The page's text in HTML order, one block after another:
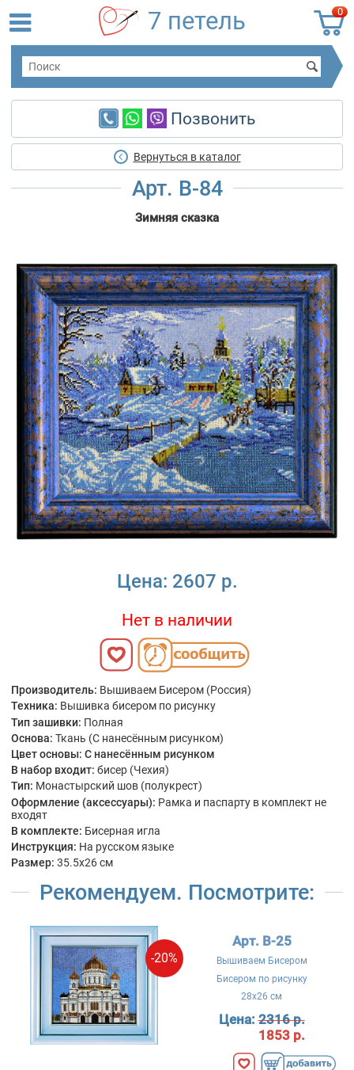
0
7 петель
Позвонить
Вернуться в каталог
Арт. B-84
Зимняя сказка
Цена: 2607 р.
Нет в наличии
Производитель: Вышиваем Бисером (Россия)
Техника: Вышивка бисером по рисунку
Тип зашивки: Полная
Основа: Ткань (С нанесённым рисунком)
Цвет основы: С нанесённым рисунком
В набор входит: бисер (Чехия)
Тип: Монастырский шов (полукрест)
Оформление (аксессуары): Рамка и паспарту в комплект не
входят
В комплекте: Бисерная игла
Инструкция: На русском языке
Размер: 35.5x26 см
Рекомендуем. Посмотрите:
-20%
Арт. B-25
Вышиваем Бисером
Бисером по рисунку
28x26 см
Цена:2316 р.
1853 р.